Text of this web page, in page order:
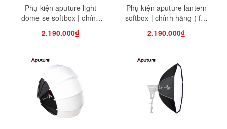
Phụ kiện aputure light
dome se softbox | chính
hãng ( full vat )
2.190.000₫
Phụ kiện aputure lantern
softbox | chính hãng ( full
2.190.000₫